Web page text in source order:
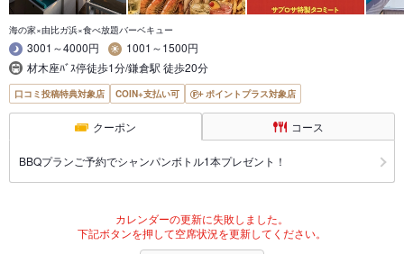
海の家×由比ガ浜×食べ放題バーベキュー
3001～4000円
1001～1500円
材木座ﾊﾞｽ停徒歩1分/鎌倉駅 徒歩20分
口コミ投稿特典対象店 COIN+支払い可 ポイントプラス対象店
クーポン コース
BBQプランご予約でシャンパンボトル1本プレゼント！
カレンダーの更新に失敗しました。
下記ボタンを押して空席状況を更新してください。